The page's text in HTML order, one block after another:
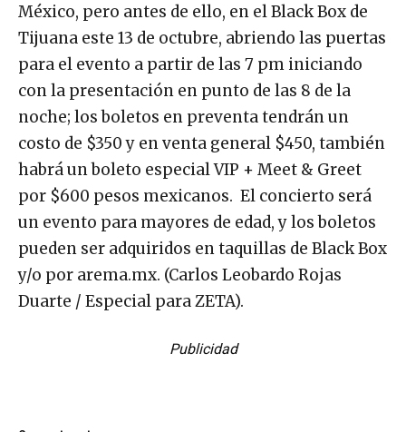
México, pero antes de ello, en el Black Box de
Tijuana este 13 de octubre, abriendo las puertas
para el evento a partir de las 7 pm iniciando
con la presentación en punto de las 8 de la
noche; los boletos en preventa tendrán un
costo de $350 y en venta general $450, también
habrá un boleto especial VIP + Meet & Greet
por $600 pesos mexicanos. El concierto será
un evento para mayores de edad, y los boletos
pueden ser adquiridos en taquillas de Black Box
y/o por arema.mx. (Carlos Leobardo Rojas
Duarte / Especial para ZETA).
Publicidad